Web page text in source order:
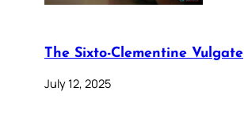
The Sixto-Clementine Vulgate
July 12, 2025